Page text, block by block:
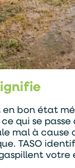
en bon état
qui se passe
mal à cause
TASO
votre